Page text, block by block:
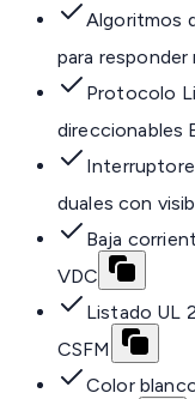
Algoritmos
para responder
Protocolo
direccionables
duales con
Baja
VDC
Listado UL
CSFM
Color